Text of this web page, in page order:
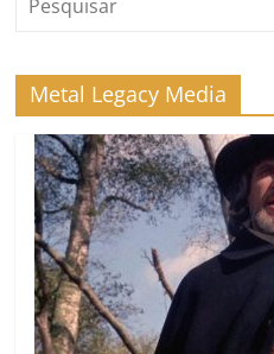
Metal Legacy Media